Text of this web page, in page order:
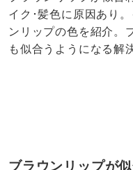
イク･髪色に原因あり
ンリップの色を紹介。
も似合うようになる解
ブラウンリップが